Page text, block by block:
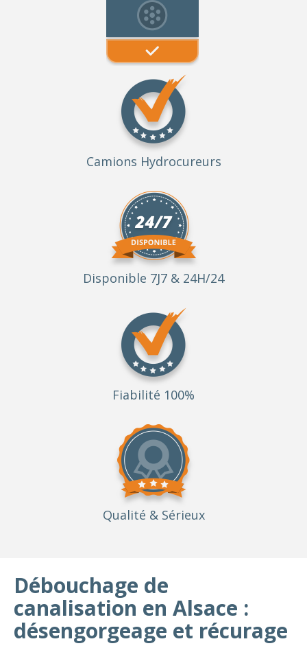
Camions Hydrocureurs
Disponible 7J7 & 24H/24
Fiabilité 100%
Qualité & Sérieux
Débouchage de
canalisation en Alsace :
désengorgeage et récurage